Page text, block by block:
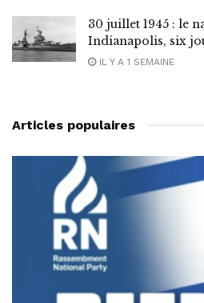
30 juillet 1945 : le
Indianapolis, six
IL Y A 1 SEMAINE
Articles populaires